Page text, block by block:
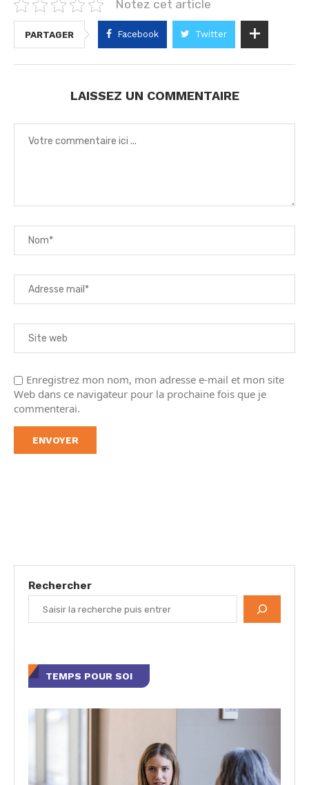
Notez cet article
PARTAGER Facebook Twitter
LAISSEZ UN COMMENTAIRE
Enregistrez mon nom, mon adresse e-mail et mon site
Web dans ce navigateur pour la prochaine fois que je
commenterai.
Rechercher
TEMPS POUR SOI